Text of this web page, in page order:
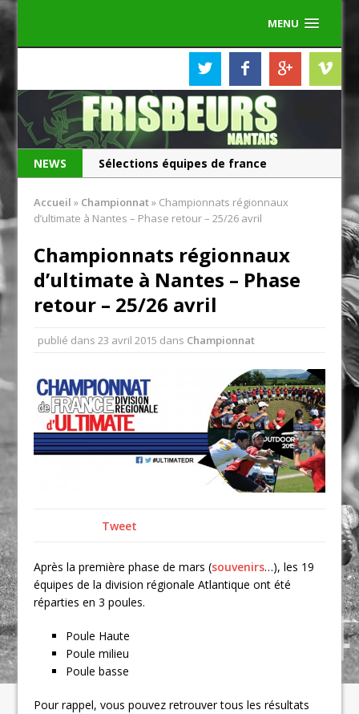
MENU
NEWS
Sélections équipes de france
Accueil » Championnat» Championnats régionnaux
d’ultimate à Nantes – Phase retour – 25/26 avril
Championnats régionnaux
d’ultimate à Nantes – Phase
retour – 25/26 avril
publié dans23 avril 2015 dans Championnat
Tweet
Après la première phase de mars (souvenirs…), les 19
équipes de la division régionale Atlantique ont été
réparties en 3 poules.
Poule Haute
Poule milieu
Poule basse
Pour rappel, vous pouvez retrouver tous les résultats